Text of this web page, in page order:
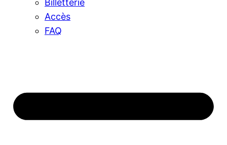
Billetterie
Accès
FAQ